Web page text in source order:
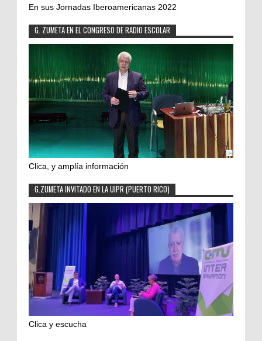
En sus Jornadas Iberoamericanas 2022
G. ZUMETA EN EL CONGRESO DE RADIO ESCOLAR
Clica, y amplía información
G.ZUMETA INVITADO EN LA UIPR (PUERTO RICO)
Clica y escucha